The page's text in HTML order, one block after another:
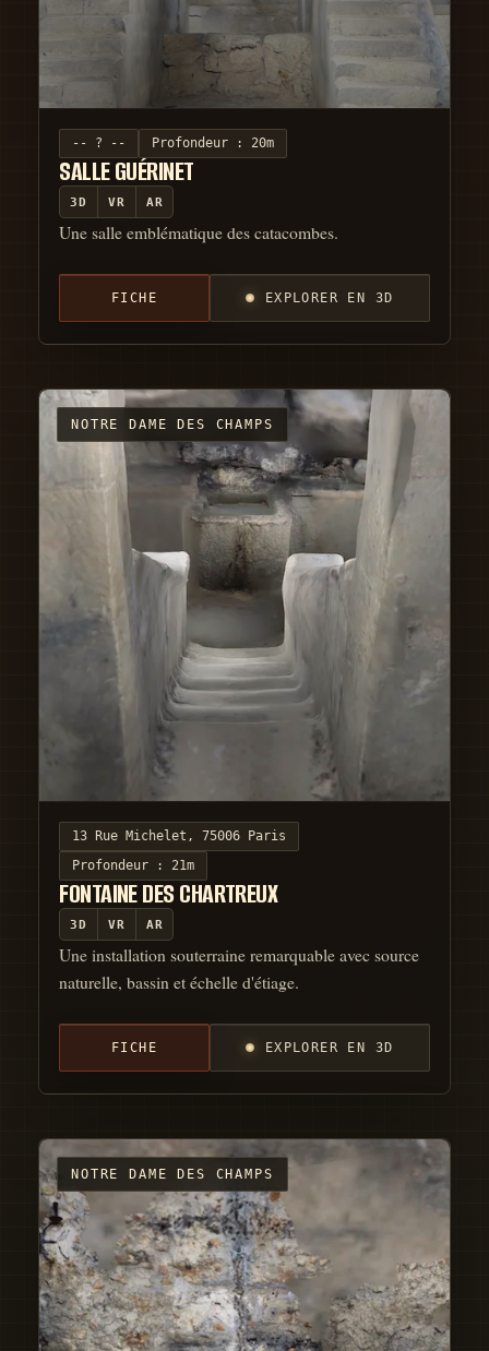
-- ? -- Profondeur : 20m
SALLE GUÉRINET
3D VR AR
Une salle emblématique des catacombes.
FICHE EXPLORER EN 3D
NOTRE DAME DES CHAMPS
13 Rue Michelet, 75006 Paris
Profondeur : 21m
FONTAINE DES CHARTREUX
3D VR AR
Une installation souterraine remarquable avec source
naturelle, bassin et échelle d'étiage.
FICHE EXPLORER EN 3D
NOTRE DAME DES CHAMPS